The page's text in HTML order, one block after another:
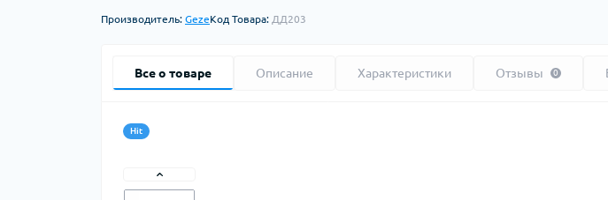
Производитель: GezeКод Товара: ДД203
Все о товаре Описание Характеристики Отзывы 0
Hit